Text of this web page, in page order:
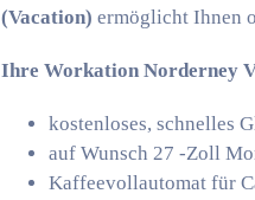
(Vacation) ermöglicht Ihnen
Ihre Workation Norderney
kostenloses, schnelles
auf Wunsch 27 -Zoll
Kaffeevollautomat für